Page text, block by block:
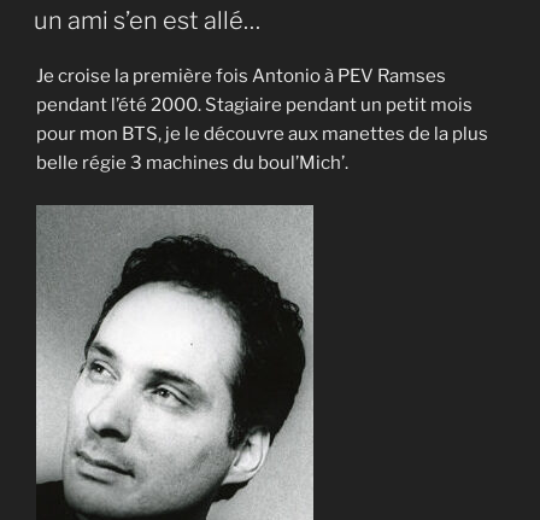
un ami s’en est allé…
Je croise la première fois Antonio à PEV Ramses
pendant l’été 2000. Stagiaire pendant un petit mois
pour mon BTS, je le découvre aux manettes de la plus
belle régie 3 machines du boul’Mich’.